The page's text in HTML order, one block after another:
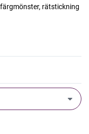
rätstickning